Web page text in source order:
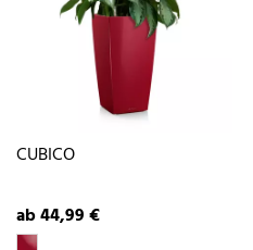
CUBICO
ab 44,99 €